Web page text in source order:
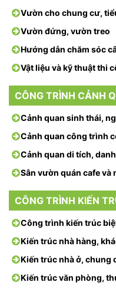
Vườn cho chung cư,
Vườn đứng, vườn treo
Hướng dẫn chăm sóc
Vật liệu và kỹ thuật thi
CÔNG TRÌNH CẢNH
Cảnh quan sinh thái,
Cảnh quan công trình
Cảnh quan di tích,
Sân vườn quán cafe và
CÔNG TRÌNH KIẾN
Công trình kiến trúc
Kiến trúc nhà hàng,
Kiến trúc nhà ở, chung
Kiến trúc văn phòng,